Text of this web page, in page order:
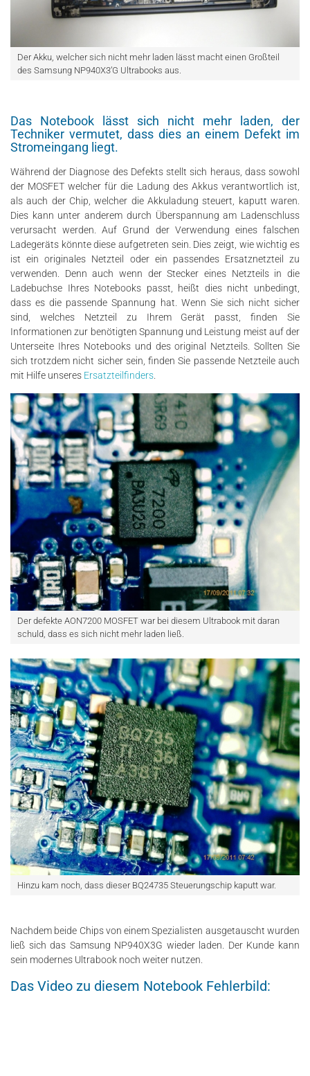
Der Akku, welcher sich nicht mehr laden lässt macht einen Großteil
des Samsung NP940X3’G Ultrabooks aus.
Das Notebook lässt sich nicht mehr laden, der
Techniker vermutet, dass dies an einem Defekt im
Stromeingang liegt.
Während der Diagnose des Defekts stellt sich heraus, dass sowohl
der MOSFET welcher für die Ladung des Akkus verantwortlich ist,
als auch der Chip, welcher die Akkuladung steuert, kaputt waren.
Dies kann unter anderem durch Überspannung am Ladenschluss
verursacht werden. Auf Grund der Verwendung eines falschen
Ladegeräts könnte diese aufgetreten sein. Dies zeigt, wie wichtig es
ist ein originales Netzteil oder ein passendes Ersatznetzteil zu
verwenden. Denn auch wenn der Stecker eines Netzteils in die
Ladebuchse Ihres Notebooks passt, heißt dies nicht unbedingt,
dass es die passende Spannung hat. Wenn Sie sich nicht sicher
sind, welches Netzteil zu Ihrem Gerät passt, finden Sie
Informationen zur benötigten Spannung und Leistung meist auf der
Unterseite Ihres Notebooks und des original Netzteils. Sollten Sie
sich trotzdem nicht sicher sein, finden Sie passende Netzteile auch
mit Hilfe unseres Ersatzteilfinders.
Der defekte AON7200 MOSFET war bei diesem Ultrabook mit daran
schuld, dass es sich nicht mehr laden ließ.
Hinzu kam noch, dass dieser BQ24735 Steuerungschip kaputt war.
Nachdem beide Chips von einem Spezialisten ausgetauscht wurden
ließ sich das Samsung NP940X3G wieder laden. Der Kunde kann
sein modernes Ultrabook noch weiter nutzen.
Das Video zu diesem Notebook Fehlerbild: